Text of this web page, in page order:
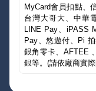
MyCard會員扣點、
台灣大哥大、中華
LINE Pay、iPASS
Pay、悠遊付、Pi
銀角零卡、AFTEE
銀等。(請依廠商實